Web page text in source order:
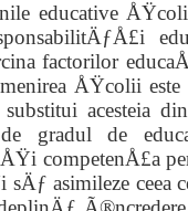
educative
factorilor
ÅŸcolii
acesteia
de gradul de
competenÅ£a
sÄƒ asimileze